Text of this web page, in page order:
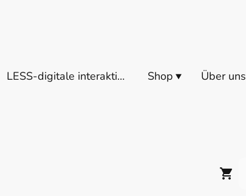
LESS-digitale interaktive Datenbank Shop Über uns